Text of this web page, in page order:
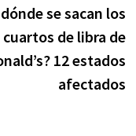
se sacan los
cuartos de libra de
12 estados
afectados